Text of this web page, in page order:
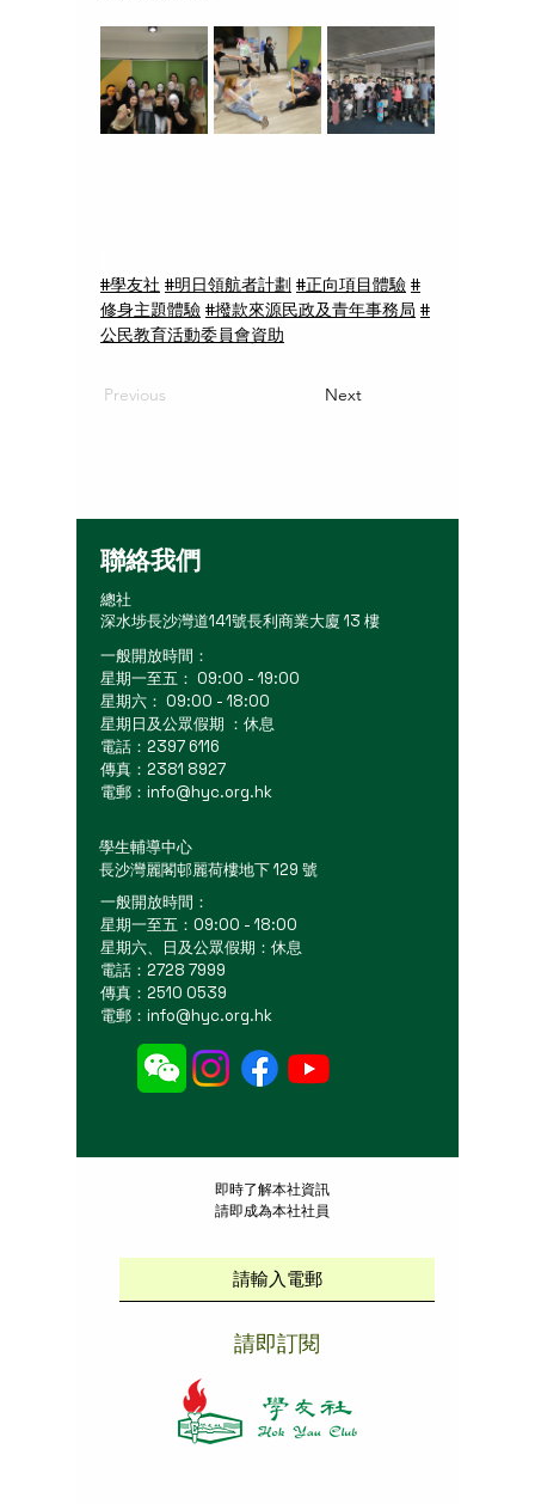
#學友社 #明日領航者計劃 #正向項目體驗 #
修身主題體驗 #撥款來源民政及青年事務局 #
公民教育活動委員會資助
Previous Next
聯絡我們
總社
深水埗長沙灣道141號長利商業大廈 13 樓
一般開放時間：
星期一至五： 09:00 - 19:00
星期六： 09:00 - 18:00
星期日及公眾假期 ：休息
電話：2397 6116
傳真：2381 8927
電郵： info@hyc.org.hk
學生輔導中心
長沙灣麗閣邨麗荷樓地下 129 號
一般開放時間：
星期一至五：09:00 - 18:00
星期六、日及公眾假期：休息
電話：2728 7999
傳真：2510 0539
電郵： info@hyc.org.hk
​即時了解本社資訊
請即成為本社社員
請即訂閱